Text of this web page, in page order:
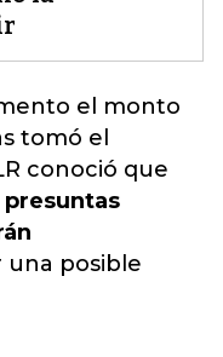
el monto
tomó el
conoció que
presuntas
una posible